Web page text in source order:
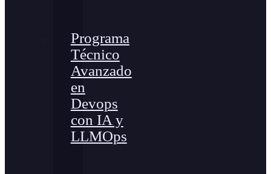
Programa
Técnico
Avanzado
en
Devops
con IA y
LLMOps